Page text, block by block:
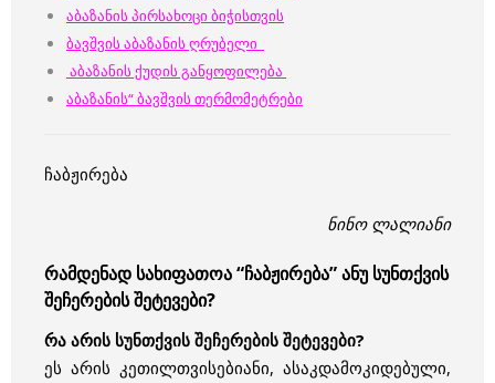
აბაზანის პირსახოცი ბიჭისთვის
ბავშვის აბაზანის ღრუბელი
აბაზანის ქუდის განყოფილება
აბაზანის“ ბავშვის თერმომეტრები
ჩაბჟირება
ნინო ლალიანი
რამდენად სახიფათოა “ჩაბჟირება” ანუ სუნთქვის
შეჩერების შეტევები?
რა არის სუნთქვის შეჩერების შეტევები?
ეს არის კეთილთვისებიანი, ასაკდამოკიდებული,